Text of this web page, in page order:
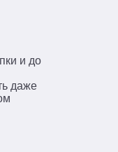
и до
даже